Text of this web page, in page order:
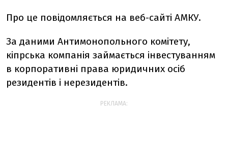
Про це повідомляється на веб-сайті АМКУ.
За даними Антимонопольного комітету,
кіпрська компанія займається інвестуванням
в корпоративні права юридичних осіб
резидентів і нерезидентів.
РЕКЛАМА: